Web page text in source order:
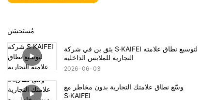
مُستَحسَن
يثق بن في شركة S·KAIFEI لتوسيع نطاق علامته
التجارية للملابس الداخلية
2026 06 03
وسّع نطاق علامتك التجارية بدون مخاطر مع
S·KAIFEI